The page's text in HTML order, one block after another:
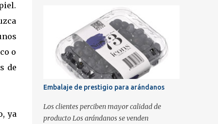
o
de
ya
Embalaje de prestigio para arándanos
Los clientes perciben mayor calidad de
producto Los arándanos se venden